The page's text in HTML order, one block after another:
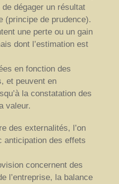
dégager un résultat
(principe de prudence).
une perte ou un gain
dont l’estimation est
en fonction des
et peuvent en
la constatation des
valeur.
des externalités, l’on
anticipation des effets
concernent des
l’entreprise, la balance